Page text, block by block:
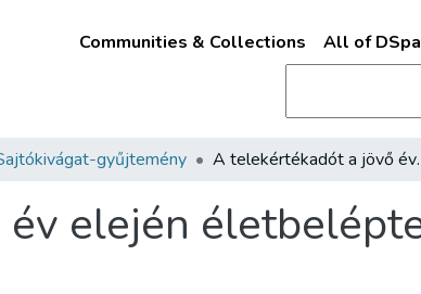
Communities & Collections All of
gyűjtemény A
elején